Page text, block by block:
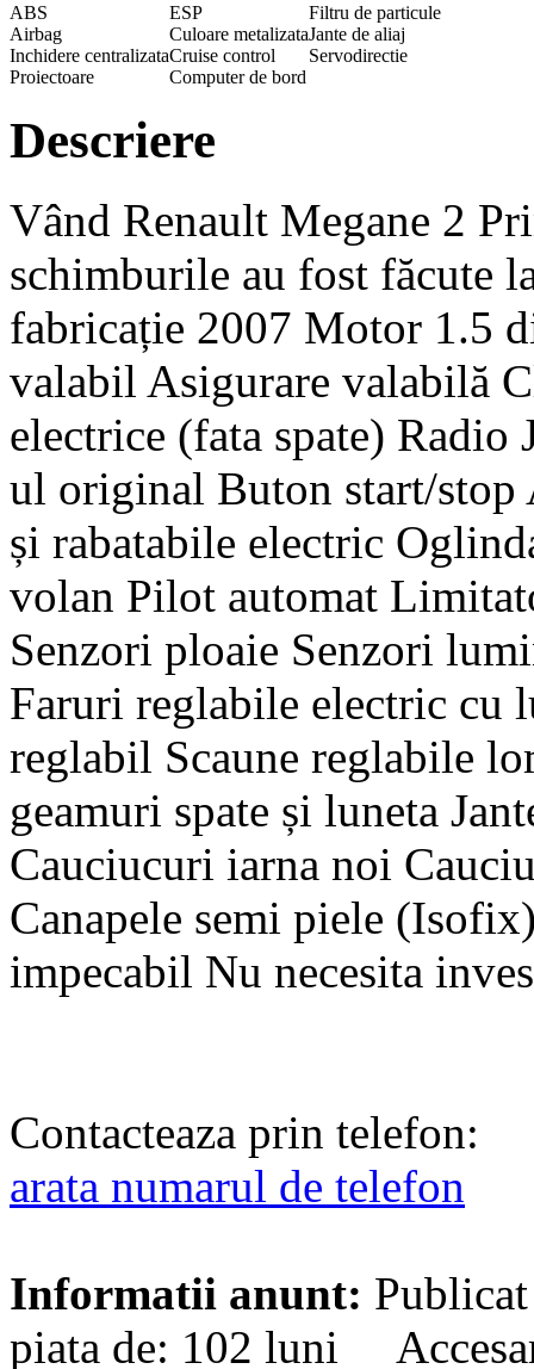
ABS ESP
Filtru de particule
Airbag
Culoare metalizataJante de aliaj
Inchidere centralizataCruise control
Servodirectie
Proiectoare
Computer de bord
Descriere
Vând Renault Megane 2
schimburile au fost făcute
fabricație 2007 Motor 1.5
valabil Asigurare valabilă
electrice (fata spate)
ul original Buton start/stop
și rabatabile electric
volan Pilot automat
Senzori ploaie Senzori
Faruri reglabile electric cu
reglabil Scaune reglabile
geamuri spate și luneta
Cauciucuri iarna noi
Canapele semi piele
impecabil Nu necesita
Contacteaza prin telefon:
arata numarul de telefon
Informatii anunt:
piata de: 102 luni